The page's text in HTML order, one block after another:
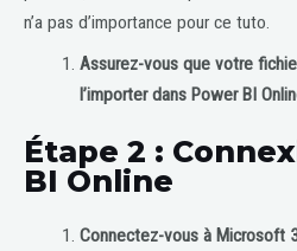
n’a pas d’importance pour ce tuto.
Assurez-vous que votre
l’importer dans Power BI
Étape 2 :
BI Online
Connectez-vous à Microsoft